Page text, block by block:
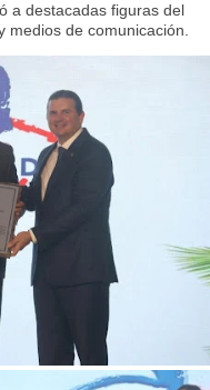
a destacadas figuras del
medios de comunicación.